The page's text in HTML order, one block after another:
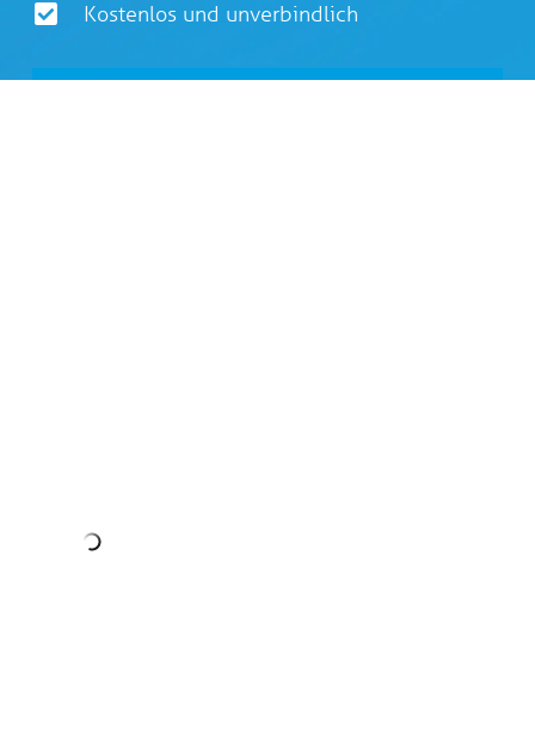
Kostenlos und unverbindlich